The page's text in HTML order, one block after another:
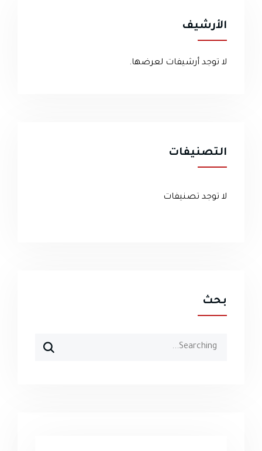
الأرشيف
لا توجد أرشيفات لعرضها.
التصنيفات
لا توجد تصنيفات
بحث
Search